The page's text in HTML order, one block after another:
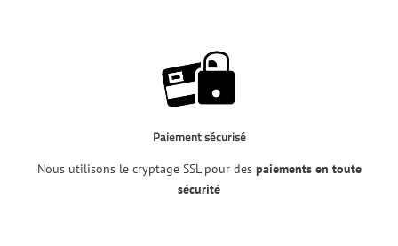
Paiement sécurisé
Nous utilisons le cryptage SSL pour des paiements en toute
sécurité